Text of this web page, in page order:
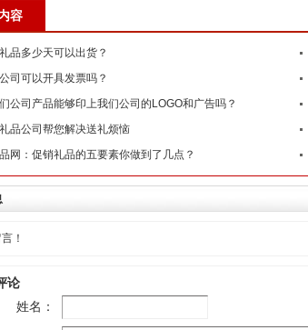
容
品多少天可以出货？
司可以开具发票吗？
公司产品能够印上我们公司的LOGO和广告吗？
品公司帮您解决送礼烦恼
网：促销礼品的五要素你做到了几点？
！
论
姓名：